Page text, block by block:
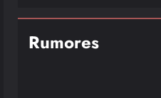
Rumores